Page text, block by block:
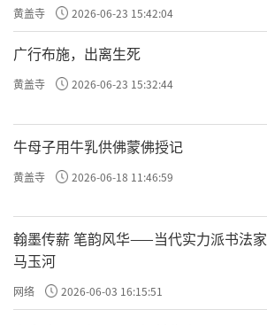
黄盖寺 2026-06-23 15:42:04
广行布施，出离生死
黄盖寺 2026-06-23 15:32:44
牛母子用牛乳供佛蒙佛授记
黄盖寺 2026-06-18 11:46:59
翰墨传薪 笔韵风华——当代实力派书法家
马玉河
网络 2026-06-03 16:15:51